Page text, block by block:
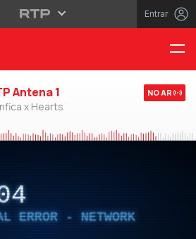
Entrar
Antena 1
x Hearts
NO AR
ERROR - NETWORK